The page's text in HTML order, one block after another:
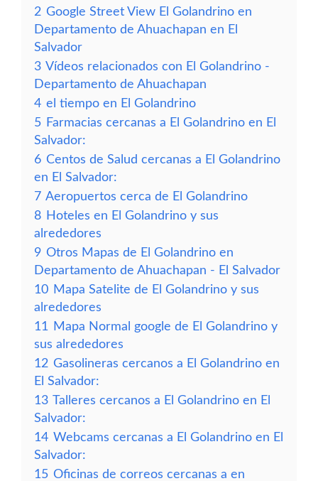
2 Google Street View El Golandrino en
Departamento de Ahuachapan en El
Salvador
3 Vídeos relacionados con El Golandrino -
Departamento de Ahuachapan
4 el tiempo en El Golandrino
5 Farmacias cercanas a El Golandrino en El
Salvador:
6 Centos de Salud cercanas a El Golandrino
en El Salvador:
7 Aeropuertos cerca de El Golandrino
8 Hoteles en El Golandrino y sus
alrededores
9 Otros Mapas de El Golandrino en
Departamento de Ahuachapan - El Salvador
10 Mapa Satelite de El Golandrino y sus
alrededores
11
Mapa Normal google de El Golandrino y
sus alrededores
12 Gasolineras cercanos a El Golandrino en
El Salvador:
13 Talleres cercanos a El Golandrino en El
Salvador:
14 Webcams cercanas a El Golandrino en El
Salvador:
15 Oficinas de correos cercanas a en